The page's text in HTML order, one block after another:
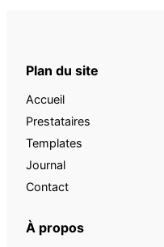
Plan du site
Accueil
Prestataires
Templates
Journal
Contact
À propos